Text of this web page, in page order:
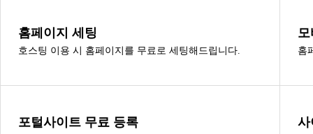
홈페이지 세팅
호스팅 이용 시 홈페이지를 무료로 세팅해드립니다. 홈
포털사이트 무료 등록 사